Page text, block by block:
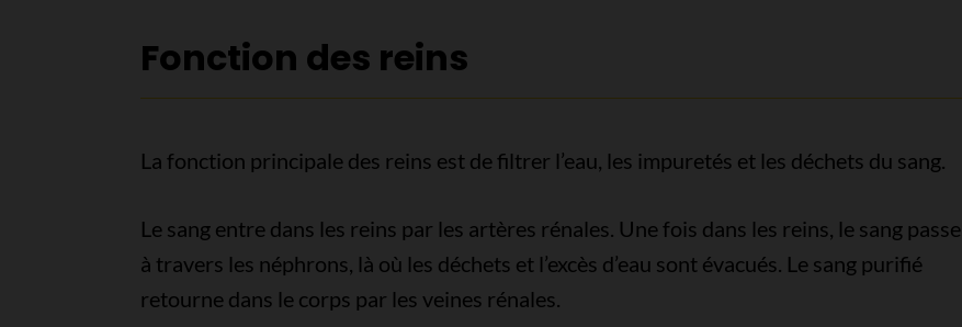
Fonction des reins
La fonction principale des reins est de filtrer l’eau, les impuretés et les déchets du sang.
Le sang entre dans les reins par les artères rénales. Une fois dans les reins, le sang passe
à travers les néphrons, là où les déchets et l’excès d’eau sont évacués. Le sang purifié
retourne dans le corps par les veines rénales.